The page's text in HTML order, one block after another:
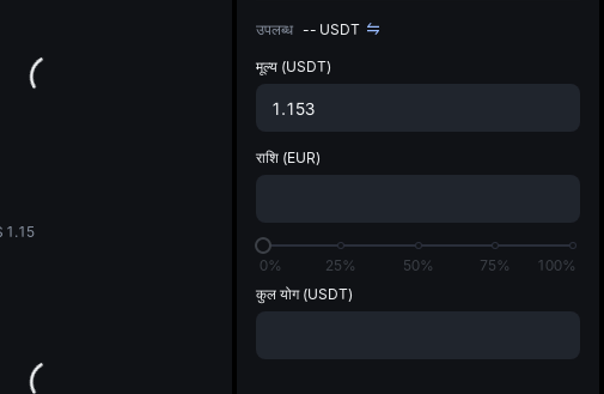
1.15
उपलब्ध -- USDT
मूल्य (USDT)
राशि (EUR)
0% 25% 50% 75%
100%
कुल योग (USDT)